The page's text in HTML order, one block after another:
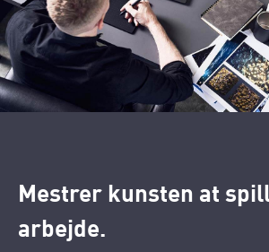
Mestrer kunsten at
arbejde.